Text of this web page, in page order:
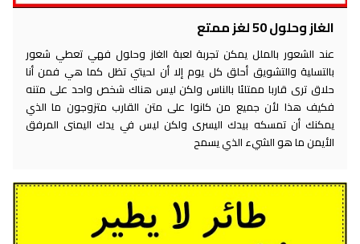
الغاز وحلول 50 لغز ممتع
عند الشعور بالملل يمكن تجربة لعبة الغاز وحلول فهي تعطي شعور
بالتسلية والتشويق أحلق كل يوم إلا أن لحيتي تظل كما هي فمن أنا
حلاق ترى قاربا ممتلئا بالناس ولكن ليس هناك شخص واحد على متنه
فكيف هذا لأن جميع من كانوا على متن القارب متزوجون ما الذي
يمكنك أن تمسكه بيدك اليسرى ولكن ليس في يدك اليمنى المرفق
الأيمن ما هو الشيء الذي يسمح